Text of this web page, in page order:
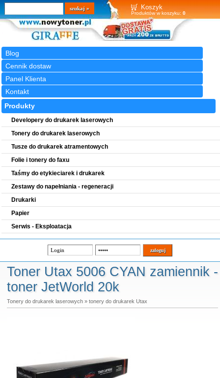
Koszyk
Produktów w koszyku: 0
Blog
Cennik dostaw
Panel Klienta
Kontakt
Wyszukiwarka
szukaj
Produkty
Developery do drukarek laserowych
Tonery do drukarek laserowych
Tusze do drukarek atramentowych
Folie i tonery do faxu
Taśmy do etykieciarek i drukarek
Zestawy do napełniania - regeneracji
Drukarki
Papier
Serwis - Eksploatacja
Toner Utax 5006 CYAN zamiennik -
toner JetWorld 20k
Tonery do drukarek laserowych» tonery do drukarek Utax